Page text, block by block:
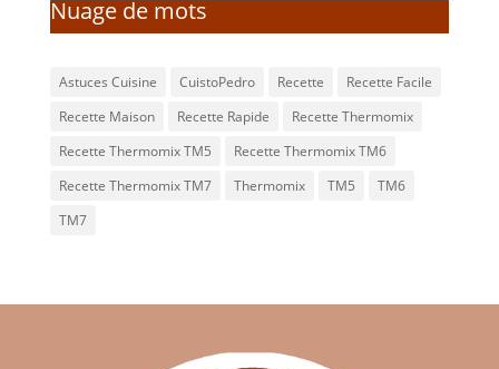
Nuage de mots
Astuces Cuisine CuistoPedro Recette
Recette Facile
Recette Maison
Recette Rapide
Recette Thermomix
Recette Thermomix TM5
Recette Thermomix TM6
Recette Thermomix TM7
Thermomix TM5
TM6
TM7